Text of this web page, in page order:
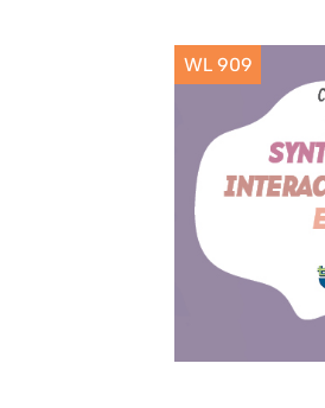
WL 909